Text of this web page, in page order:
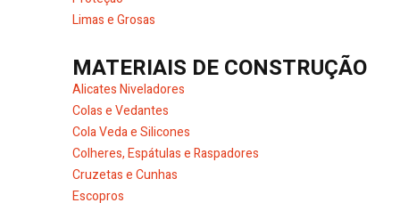
Limas e Grosas
MATERIAIS DE CONSTRUÇÃO
Alicates Niveladores
Colas e Vedantes
Cola Veda e Silicones
Colheres, Espátulas e Raspadores
Cruzetas e Cunhas
Escopros